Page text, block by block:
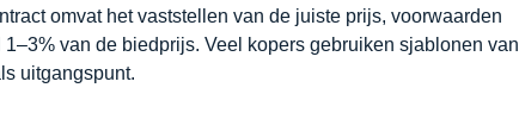
omvat het vaststellen van de juiste prijs, voorwaarden
van de biedprijs. Veel kopers gebruiken sjablonen van
uitgangspunt.